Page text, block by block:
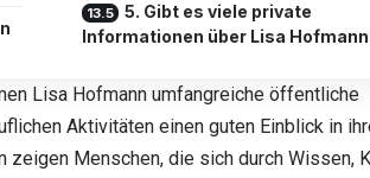
5. Gibt es viele private
Informationen über Lisa
Lisa Hofmann umfangreiche öffentliche
Aktivitäten einen guten Einblick in
zeigen Menschen, die sich durch Wissen,